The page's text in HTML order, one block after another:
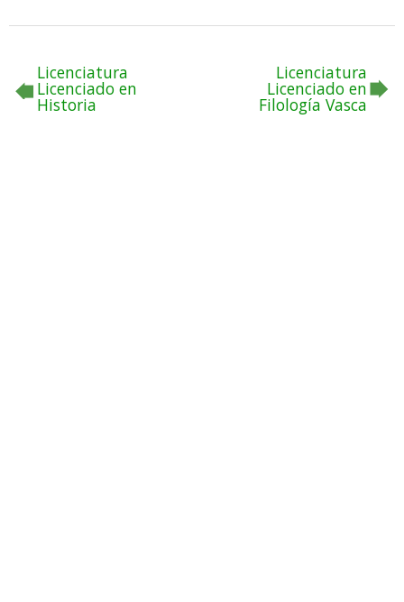
Licenciatura
Licenciado en
Historia
Licenciatura
Licenciado en
Filología Vasca